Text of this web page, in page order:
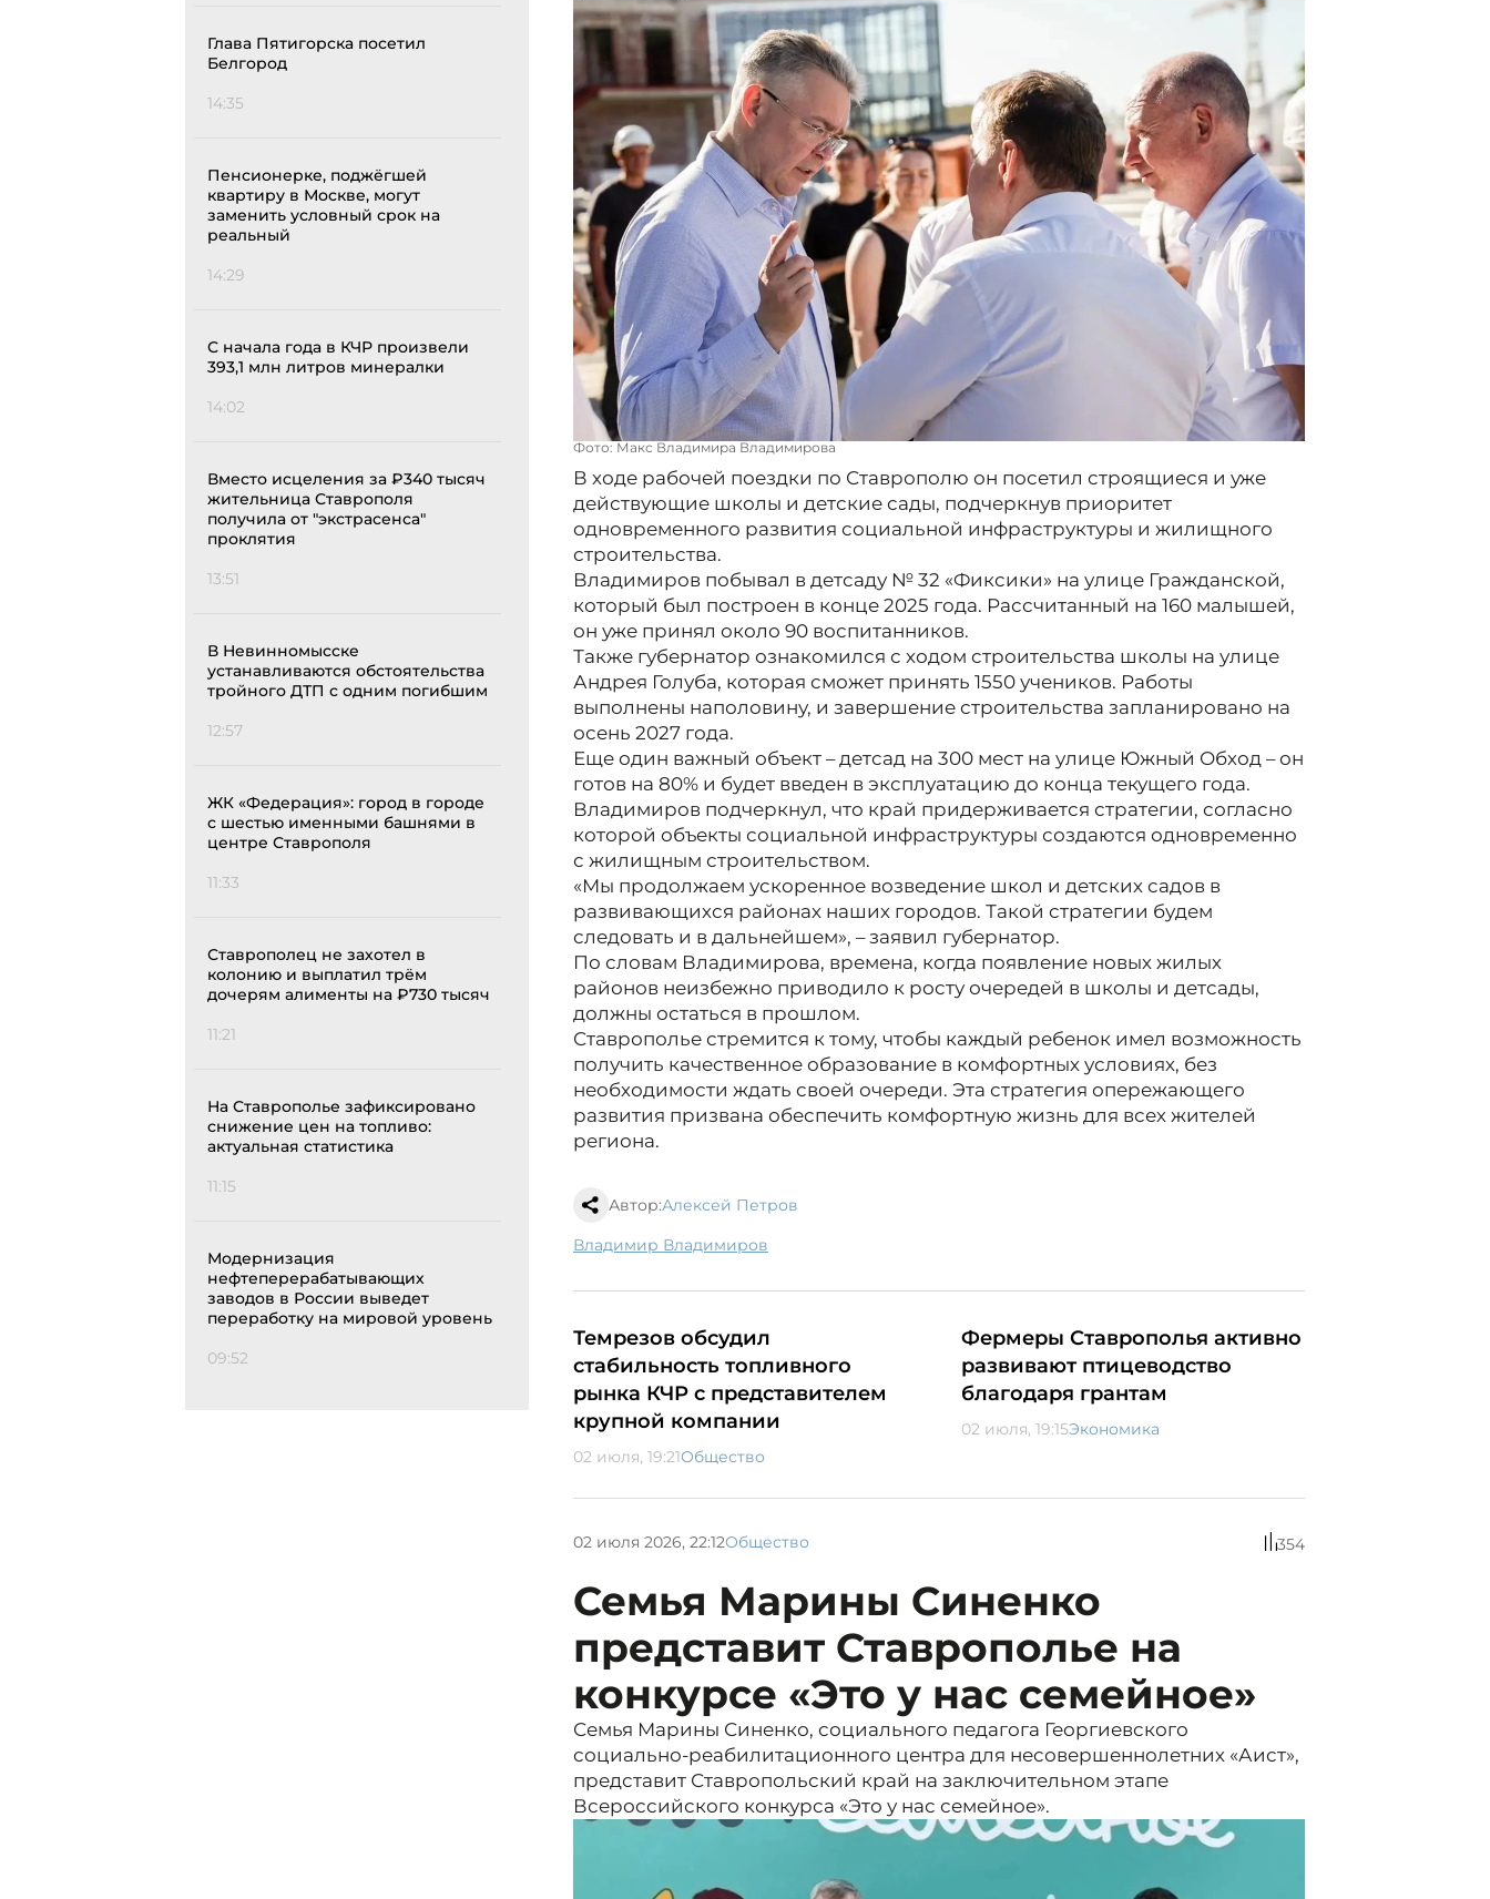
Глава Пятигорска посетил
Белгород
14:35
Пенсионерке, поджёгшей
квартиру в Москве, могут
заменить условный срок на
реальный
14:29
С начала года в КЧР произвели
393,1 млн литров минералки
14:02
Вместо исцеления за ₽340 тысяч
жительница Ставрополя
получила от "экстрасенса"
проклятия
13:51
В Невинномысске
устанавливаются обстоятельства
тройного ДТП с одним погибшим
12:57
ЖК «Федерация»: город в городе
с шестью именными башнями в
центре Ставрополя
11:33
Ставрополец не захотел в
колонию и выплатил трём
дочерям алименты на ₽730 тысяч
11:21
На Ставрополье зафиксировано
снижение цен на топливо:
актуальная статистика
11:15
Модернизация
нефтеперерабатывающих
заводов в России выведет
переработку на мировой уровень
09:52
Фото: Макс Владимира Владимирова
В ходе рабочей поездки по Ставрополю он посетил строящиеся и уже
действующие школы и детские сады, подчеркнув приоритет
одновременного развития социальной инфраструктуры и жилищного
строительства.
Владимиров побывал в детсаду № 32 «Фиксики» на улице Гражданской,
который был построен в конце 2025 года. Рассчитанный на 160 малышей,
он уже принял около 90 воспитанников.
Также губернатор ознакомился с ходом строительства школы на улице
Андрея Голуба, которая сможет принять 1550 учеников. Работы
выполнены наполовину, и завершение строительства запланировано на
осень 2027 года.
Еще один важный объект – детсад на 300 мест на улице Южный Обход – он
готов на 80% и будет введен в эксплуатацию до конца текущего года.
Владимиров подчеркнул, что край придерживается стратегии, согласно
которой объекты социальной инфраструктуры создаются одновременно
с жилищным строительством.
«Мы продолжаем ускоренное возведение школ и детских садов в
развивающихся районах наших городов. Такой стратегии будем
следовать и в дальнейшем», – заявил губернатор.
По словам Владимирова, времена, когда появление новых жилых
районов неизбежно приводило к росту очередей в школы и детсады,
должны остаться в прошлом.
Ставрополье стремится к тому, чтобы каждый ребенок имел возможность
получить качественное образование в комфортных условиях, без
необходимости ждать своей очереди. Эта стратегия опережающего
развития призвана обеспечить комфортную жизнь для всех жителей
региона.
Автор:Алексей Петров
Владимир Владимиров
Темрезов обсудил
стабильность топливного
рынка КЧР с представителем
крупной компании
02 июля, 19:21Общество
Фермеры Ставрополья активно
развивают птицеводство
благодаря грантам
02 июля, 19:15Экономика
02 июля 2026, 22:12Общество 354
Семья Марины Синенко
представит Ставрополье на
конкурсе «Это у нас семейное»
Семья Марины Синенко, социального педагога Георгиевского
социально-реабилитационного центра для несовершеннолетних «Аист»,
представит Ставропольский край на заключительном этапе
Всероссийского конкурса «Это у нас семейное».